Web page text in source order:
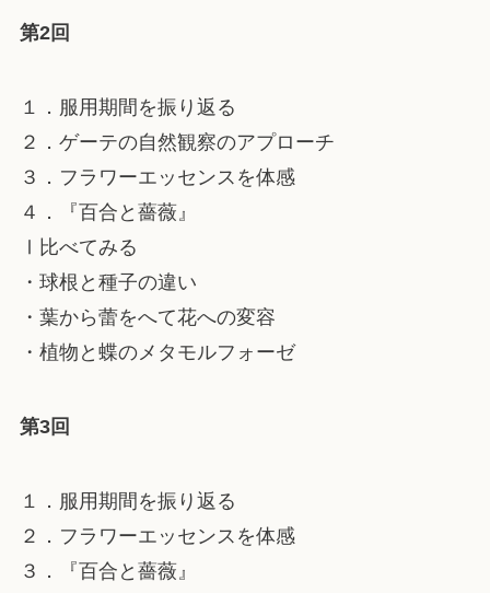
第2回
１．服用期間を振り返る
２．ゲーテの自然観察のアプローチ
３．フラワーエッセンスを体感
４．『百合と薔薇』
Ⅰ比べてみる
・球根と種子の違い
・葉から蕾をへて花への変容
・植物と蝶のメタモルフォーゼ
第3回
１．服用期間を振り返る
２．フラワーエッセンスを体感
３．『百合と薔薇』